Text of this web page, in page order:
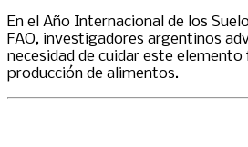
En el Año Internacional de los
FAO, investigadores argentinos
necesidad de cuidar este
producción de alimentos.